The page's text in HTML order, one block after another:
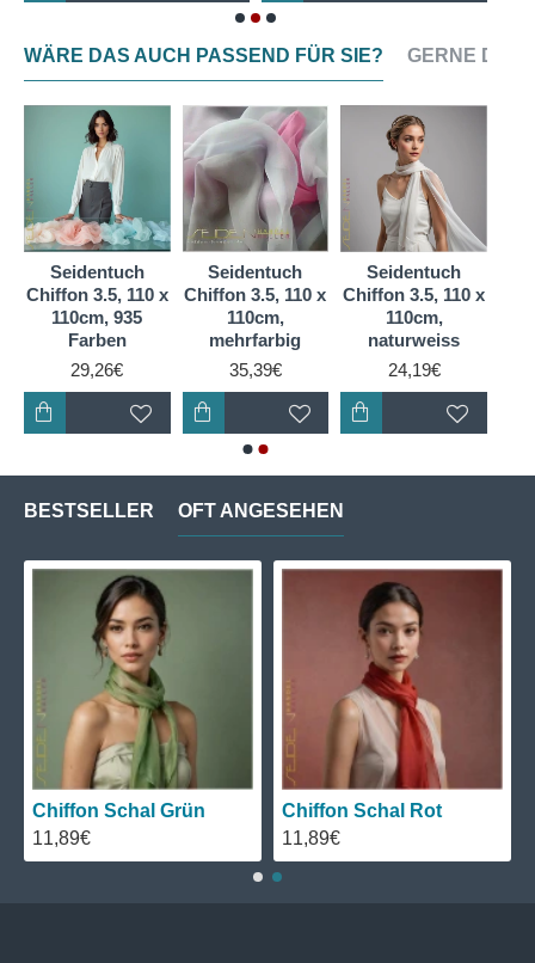
WÄRE DAS AUCH PASSEND FÜR SIE? GERNE
Seidentuch
Chiffon 3.5, 110 x
110cm, 935
Farben
29,26€
Seidentuch
Chiffon 3.5, 110 x
110cm,
mehrfarbig
35,39€
Seidentuch
Chiffon 3.5, 110 x
110cm,
naturweiss
24,19€
BESTSELLER OFT ANGESEHEN
Chiffon Schal Grün
11,89€
Chiffon Schal Rot
11,89€